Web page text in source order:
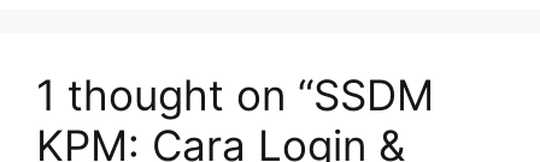
1 thought on “SSDM
KPM: Cara Login &